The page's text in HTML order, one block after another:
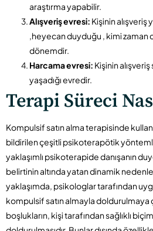
araştırma yapabilir.
Alışveriş evresi: Kişinin alışveriş
,heyecan duyduğu , kimi zaman
dönemdir.
Harcama evresi: Kişinin
yaşadığı evredir.
Terapi Süreci
Kompulsif satın alma terapisinde
bildirilen çeşitli psikoterapötik
yaklaşımlı psikoterapide danışanın
belirtinin altında yatan dinamik
yaklaşımda, psikologlar tarafından
kompulsif satın almayla doldurulmaya
boşlukların, kişi tarafından sağlıklı